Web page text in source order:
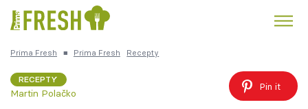
Česká kuchyně
Prima Fresh ■ Prima Fresh Recepty
RECEPTY
Martin Polačko
Pin it